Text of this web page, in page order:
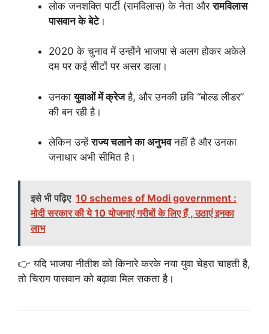
लोक जनशक्ति पार्टी (रामविलास) के नेता औररामविलास
पासवान के बेटे।
2020 के चुनाव में उन्होंने भाजपा से अलग होकर अकेले
दम पर कई सीटों पर असर डाला।
उनकायुवाओं में क्रेजहै, और उनकी छवि “बोल्ड लीडर”
की बन रही है।
लेकिन उन्हेंराज्य चलाने का अनुभवनहीं है और उनका
जनाधार अभी सीमित है।
इसे भी पढ़िए 10 schemes of Modi government :
मोदी सरकार की ये 10 योजनाएं गरीबों के लिए हैं , उठाएं इनका
लाभ
👉 यदि भाजपा नीतीश को किनारे करके नया युवा चेहरा चाहती है,
तो चिराग पासवान को बढ़ावा मिल सकता है।